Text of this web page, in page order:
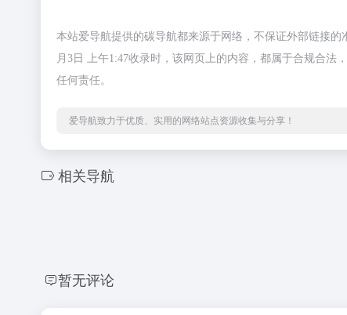
本站爱导航提供的碳导航都来源于网络，不保证外部链接
月3日 上午1:47收录时，该网页上的内容，都属于合规合法
任何责任。
爱导航致力于优质、实用的网络站点资源收集与分享！
相关导航
暂无评论